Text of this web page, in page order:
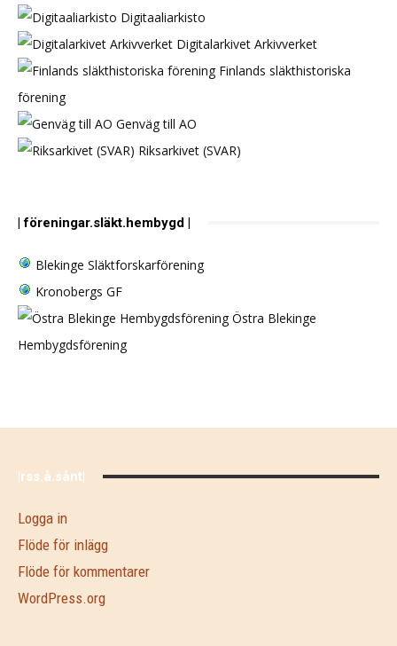
Digitaaliarkisto
Digitalarkivet Arkivverket
Finlands släkthistoriska
förening
Genväg till AO
Riksarkivet (SVAR)
| föreningar.släkt.hembygd |
Blekinge Släktforskarförening
Kronobergs GF
Östra Blekinge
Hembygdsförening
|rss.å.sånt|
Logga in
Flöde för inlägg
Flöde för kommentarer
WordPress.org